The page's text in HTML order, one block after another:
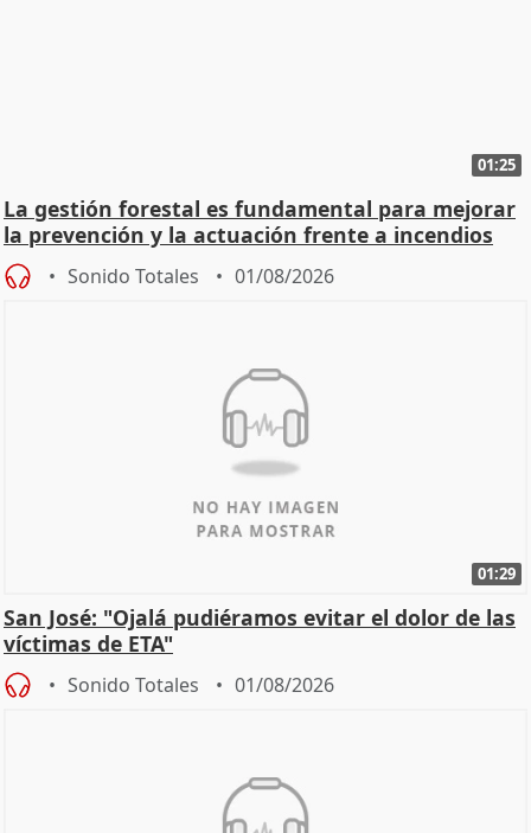
01:25
La gestión forestal es fundamental para mejorar
la prevención y la actuación frente a incendios
Sonido Totales 01/08/2026
01:29
San José: "Ojalá pudiéramos evitar el dolor de las
víctimas de ETA"
Sonido Totales 01/08/2026